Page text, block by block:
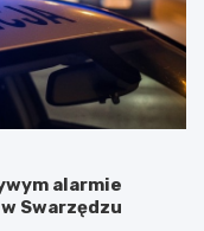
alarmie
Swarzędzu